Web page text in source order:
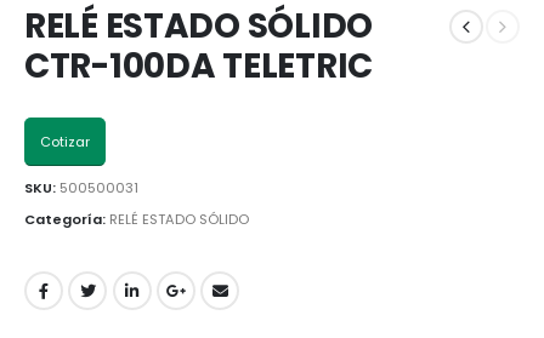
RELÉ ESTADO SÓLIDO
CTR-100DA TELETRIC
Cotizar
SKU: 500500031
Categoría: RELÉ ESTADO SÓLIDO